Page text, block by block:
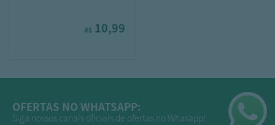
R$ 10,99
OFERTAS NO WHATSAPP:
Siga nossos canais oficiais de ofertas no Whasapp!